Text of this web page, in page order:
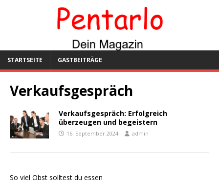
STARTSEITE GASTBEITRÄGE
Verkaufsgespräch
Verkaufsgespräch: Erfolgreich
überzeugen und begeistern
16. September 2024 admin
So viel Obst solltest du essen